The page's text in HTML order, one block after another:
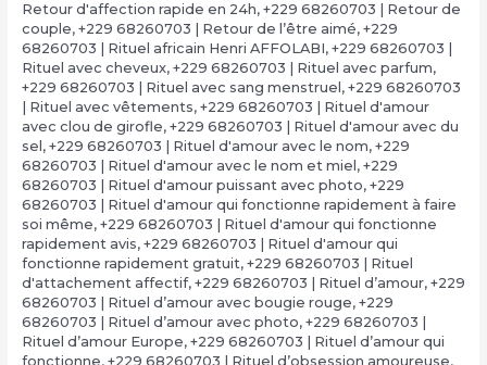
Retour d'affection rapide en 24h, +229 68260703 | Retour de
couple, +229 68260703 | Retour de l’être aimé, +229
68260703 | Rituel africain Henri AFFOLABI, +229 68260703 |
Rituel avec cheveux, +229 68260703 | Rituel avec parfum,
+229 68260703 | Rituel avec sang menstruel , +229 68260703
| Rituel avec vêtements, +229 68260703 | Rituel d'amour
avec clou de girofle, +229 68260703 | Rituel d'amour avec du
sel , +229 68260703 | Rituel d'amour avec le nom, +229
68260703 | Rituel d'amour avec le nom et miel , +229
68260703 | Rituel d'amour puissant avec photo, +229
68260703 | Rituel d'amour qui fonctionne rapidement à faire
soi même, +229 68260703 | Rituel d'amour qui fonctionne
rapidement avis, +229 68260703 | Rituel d'amour qui
fonctionne rapidement gratuit, +229 68260703 | Rituel
d'attachement affectif, +229 68260703 | Rituel d’amour, +229
68260703 | Rituel d’amour avec bougie rouge, +229
68260703 | Rituel d’amour avec photo, +229 68260703 |
Rituel d’amour Europe, +229 68260703 | Rituel d’amour qui
fonctionne, +229 68260703 | Rituel d’obsession amoureuse,